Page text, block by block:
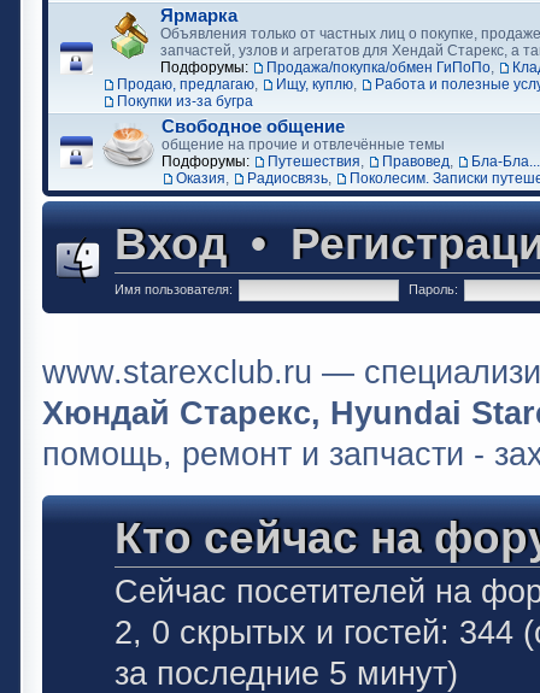
Ярмарка
Объявления только от частных лиц о покупке,
запчастей, узлов и агрегатов для Хендай Старекс, а
Подфорумы:
Продажа/покупка/обмен ГиПоПо,
Продаю, предлагаю, Ищу, куплю,
Работа и полезные
Покупки из-за бугра
Свободное общение
общение на прочие и отвлечённые темы
Подфорумы:
Путешествия, Правовед,
Бла-Бла...
Оказия, Радиосвязь, Поколесим. Записки
Вход•
Имя пользователя: Пароль:
www.starexclub.ru —
Хюндай Старекс, Hyundai
помощь, ремонт и запчасти -
Кто сейчас на
Сейчас посетителей на
2, 0 скрытых и гостей: 344
за последние 5 минут)